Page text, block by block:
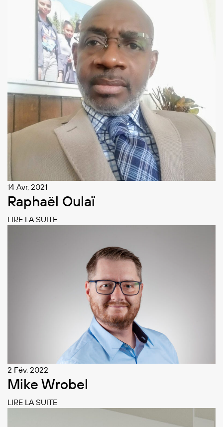
14 Avr, 2021
Raphaël Oulaï
LIRE LA SUITE
2 Fév, 2022
Mike Wrobel
LIRE LA SUITE